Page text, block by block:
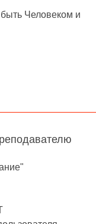
Человеком и